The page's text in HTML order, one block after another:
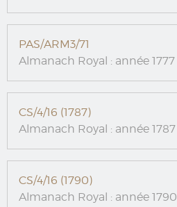
PAS/ARM3/71
Almanach Royal : année 1777
CS/4/16 (1787)
Almanach Royal : année 1787
CS/4/16 (1790)
Almanach Royal : année 1790